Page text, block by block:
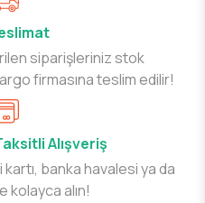
siparişleriniz stok
firmasına teslim edilir!
Alışveriş
banka havalesi ya da
kolayca alın!